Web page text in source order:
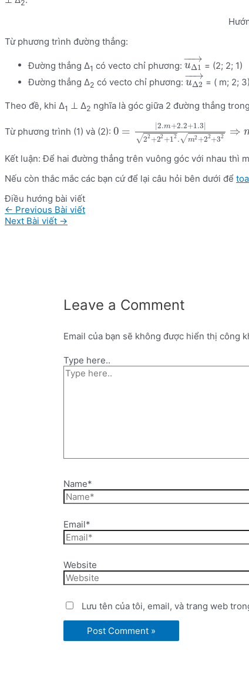
2
Từ phương trình đường thẳng:
Đường thẳng Δ1 có vecto chỉ phương: uΔ1
−→
−
= (2; 2; 1)
Đường thẳng Δ2 có vecto chỉ phương: uΔ2
−→
−
= ( m; 2; 3)
Theo đề, khi Δ1 ⊥ Δ2 nghĩa là góc giữa 2 đường thẳng
Từ phương trình (1) và (2): 0 = |2.m+2.2+1.3
22+22+12
√ . m2+22+32
√
⇒
Kết luận: Để hai đường thẳng trên vuông góc với nhau thì
Nếu còn thắc mắc các bạn cứ để lại câu hỏi bên dưới để
Điều hướng bài viết
← Previous Bài viết
Next Bài viết →
Leave a Comment
Email của bạn sẽ không được hiển thị công
Type here..
Name*
Email*
Website
Lưu tên của tôi, email, và trang web